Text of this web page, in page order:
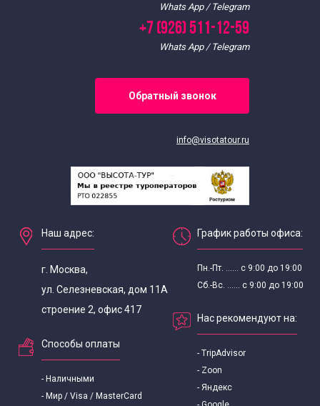
Whats App / Telegram
+7 (926) 511-12-59
Whats App / Telegram
Обратный звонок
info@visotatour.ru
Наш адрес:
г. Москва,
ул. Селезневская, дом 11А
строение 2, офис 417
Способы оплаты
- Наличными
- Мир / Visa / MasterCard
График работы офиса:
Пн.-Пт. ...... с 9:00 до 19:00
Сб.-Вс. ...... с 9:00 до 19:00
Нас рекомендуют на:
- TripAdvisor
- Zoon
- Яндекс